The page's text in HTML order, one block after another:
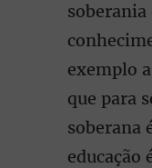
soberania
exemplo
que para
soberana
educação